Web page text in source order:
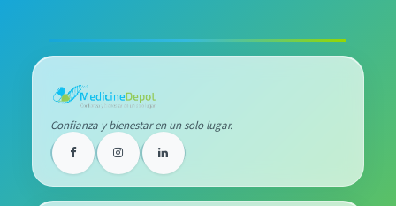
Confianza y bienestar en un solo lugar.